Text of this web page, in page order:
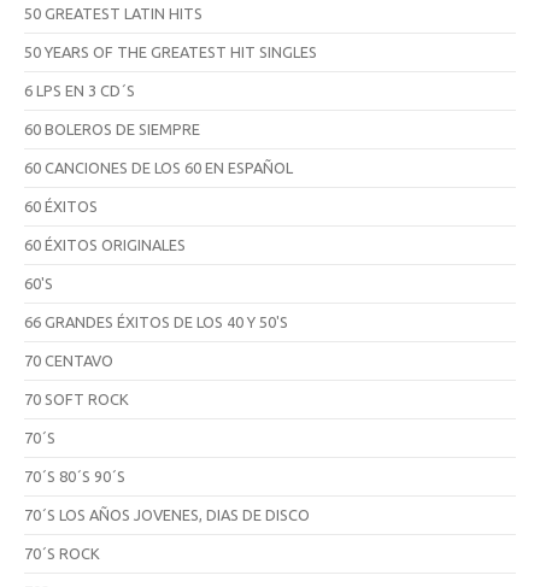
50 GREATEST LATIN HITS
50 YEARS OF THE GREATEST HIT SINGLES
6 LPS EN 3 CD´S
60 BOLEROS DE SIEMPRE
60 CANCIONES DE LOS 60 EN ESPAÑOL
60 ÉXITOS
60 ÉXITOS ORIGINALES
60'S
66 GRANDES ÉXITOS DE LOS 40 Y 50'S
70 CENTAVO
70 SOFT ROCK
70´S
70´S 80´S 90´S
70´S LOS AÑOS JOVENES, DIAS DE DISCO
70´S ROCK